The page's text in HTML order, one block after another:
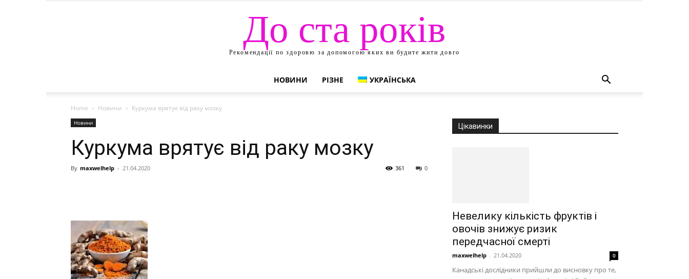
До ста років
Рекомендації по здоровю за допомогою яких ви будите жити довго
НОВИНИ РІЗНЕ УКРАЇНСЬКА
Home Новини Куркума врятує від раку мозку
Новини
Куркума врятує від раку мозку
By maxwelhelp - 21.04.2020 0
361
Цікавинки
Невелику кількість фруктів і
овочів знижує ризик
передчасної смерті
maxwelhelp - 21.04.2020 0
Канадські дослідники прийшли до висновку про те,